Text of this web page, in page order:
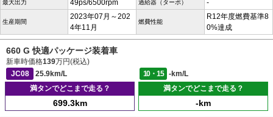
最大出力 49ps/6500rpm 過給器（ターボ） -
生産期間
2023年07月～202
4年11月
燃費性能
R12年度燃費基準8
0%達成
660 G 快適パッケージ装着車
新車時価格139万円(税込)
JC08
25.9km/L 10・15
-km/L
満タンでどこまで走る？
699.3km
満タンでどこまで走る？
-km